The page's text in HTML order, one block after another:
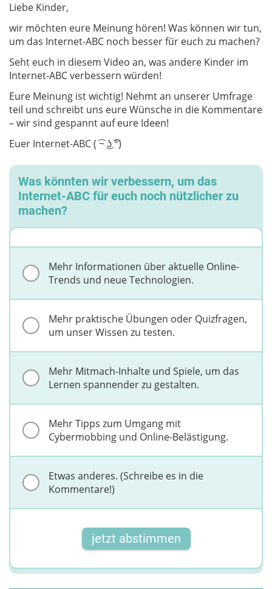
Liebe Kinder,
wir möchten eure Meinung hören! Was können wir tun,
um das Internet-ABC noch besser für euch zu machen?
Seht euch in diesem Video an, was andere Kinder im
Internet-ABC verbessern würden!
Eure Meinung ist wichtig! Nehmt an unserer Umfrage
teil und schreibt uns eure Wünsche in die Kommentare
– wir sind gespannt auf eure Ideen!
Euer Internet-ABC ( ͡~ ͜ʖ ͡°)
Was könnten wir verbessern, um das
Internet-ABC für euch noch nützlicher zu
machen?
Mehr Informationen über aktuelle Online-
Trends und neue Technologien.
Mehr praktische Übungen oder Quizfragen,
um unser Wissen zu testen.
Mehr Mitmach-Inhalte und Spiele, um das
Lernen spannender zu gestalten.
Mehr Tipps zum Umgang mit
Cybermobbing und Online-Belästigung.
Etwas anderes. (Schreibe es in die
Kommentare!)
jetzt abstimmen